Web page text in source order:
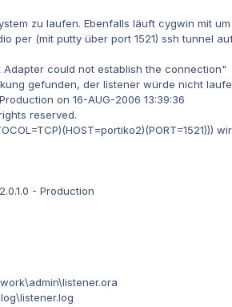
zu laufen. Ebenfalls läuft cygwin mit
per (mit putty über port 1521) ssh tunnel
could not establish the connection"
gefunden, der listener würde nicht
on 16-AUG-2006 13:39:36
reserved.
- Production